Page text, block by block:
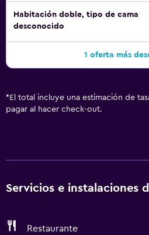
Habitación doble, tipo de cama
desconocido
1 oferta más
* El total incluye una estimación de
pagar al hacer check-out.
Servicios e instalaciones
Restaurante